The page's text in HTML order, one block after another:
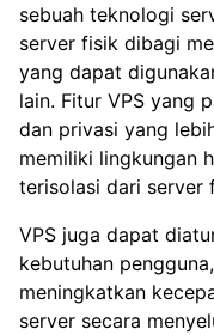
sebuah teknologi
server fisik dibagi
yang dapat
lain. Fitur VPS yang
dan privasi yang
memiliki lingkungan
terisolasi dari server
VPS juga dapat
kebutuhan
meningkatkan
server secara